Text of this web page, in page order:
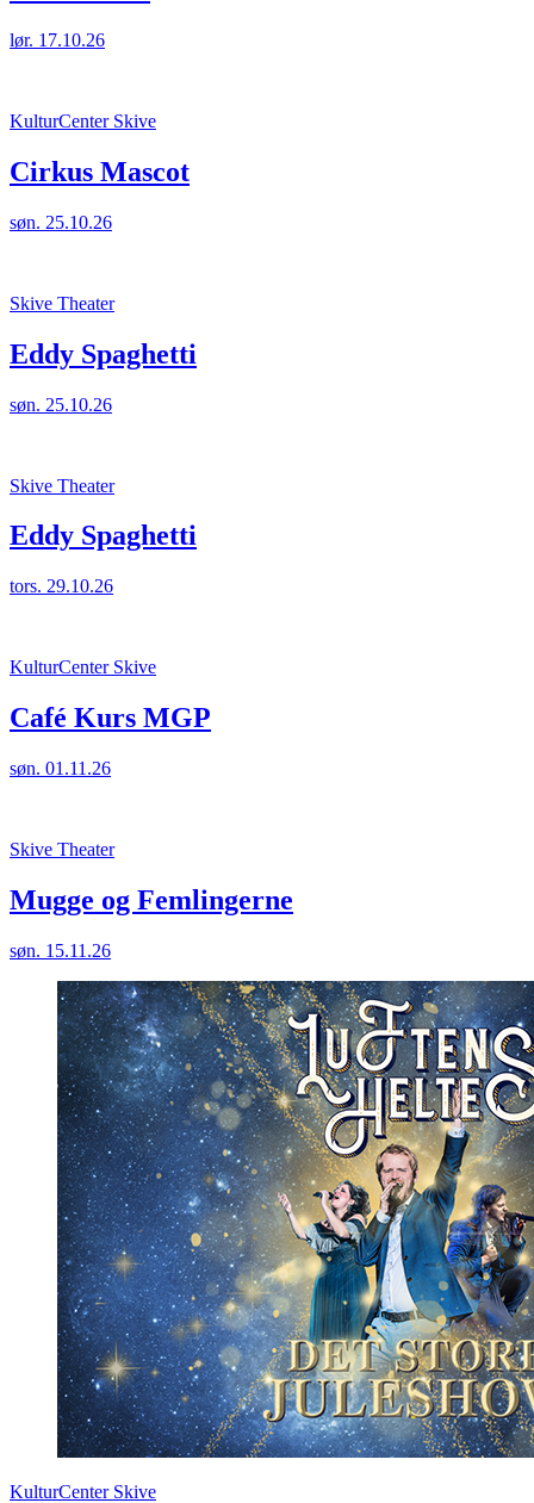
lør. 17.10.26
KulturCenter Skive
Cirkus Mascot
søn. 25.10.26
Skive Theater
Eddy Spaghetti
søn. 25.10.26
Skive Theater
Eddy Spaghetti
tors. 29.10.26
KulturCenter Skive
Café Kurs MGP
søn. 01.11.26
Skive Theater
Mugge og Femlingerne
søn. 15.11.26
KulturCenter Skive